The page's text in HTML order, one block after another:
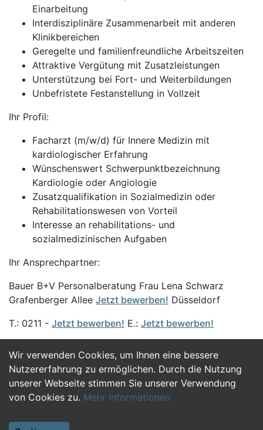
Wir verwenden Cookies, um Ihnen eine bessere
Nutzererfahrung zu ermöglichen. Durch die Nutzung
unserer Webseite stimmen Sie unserer Verwendung
von Cookies zu. Mehr Informationen
Einarbeitung
Interdisziplinäre Zusammenarbeit mit anderen
Klinikbereichen
Geregelte und familienfreundliche Arbeitszeiten
Attraktive Vergütung mit Zusatzleistungen
Unterstützung bei Fort- und Weiterbildungen
Unbefristete Festanstellung in Vollzeit
Ihr Profil:
Facharzt (m/w/d) für Innere Medizin mit
kardiologischer Erfahrung
Wünschenswert Schwerpunktbezeichnung
Kardiologie oder Angiologie
Zusatzqualifikation in Sozialmedizin oder
Rehabilitationswesen von Vorteil
Interesse an rehabilitations- und
sozialmedizinischen Aufgaben
Ihr Ansprechpartner:
Bauer B+V Personalberatung Frau Lena Schwarz
Grafenberger Allee Jetzt bewerben! Düsseldorf
T.: 0211 - Jetzt bewerben! E.: Jetzt bewerben!
Jetzt Bewerben